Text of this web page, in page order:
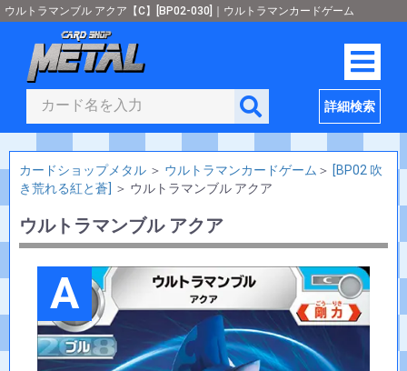
ウルトラマンブル アクア【C】[BP02-030]｜ウルトラマンカードゲーム
詳細検索
カードショップメタル ＞ ウルトラマンカードゲーム ＞ [BP02 吹
き荒れる紅と蒼]
＞ ウルトラマンブル アクア
ウルトラマンブル アクア
A